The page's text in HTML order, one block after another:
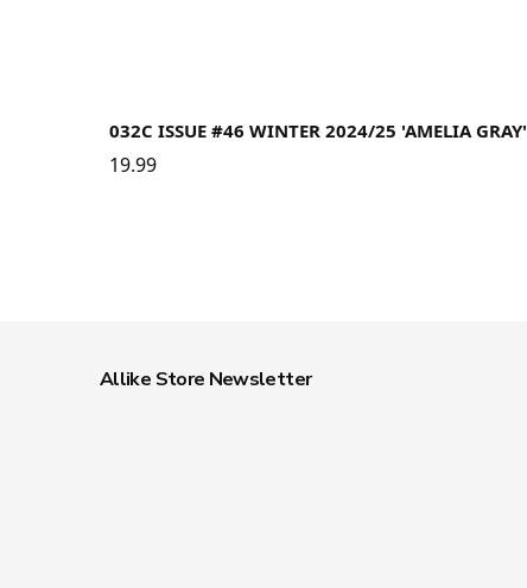
032C ISSUE #46 WINTER 2024/25 'AMELIA GRAY'
19.99
Allike Store Newsletter